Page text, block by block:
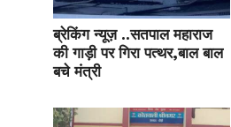
ब्रेकिंग न्यूज़ ..सतपाल महाराज
की गाड़ी पर गिरा पत्थर,बाल बाल
बचे मंत्री